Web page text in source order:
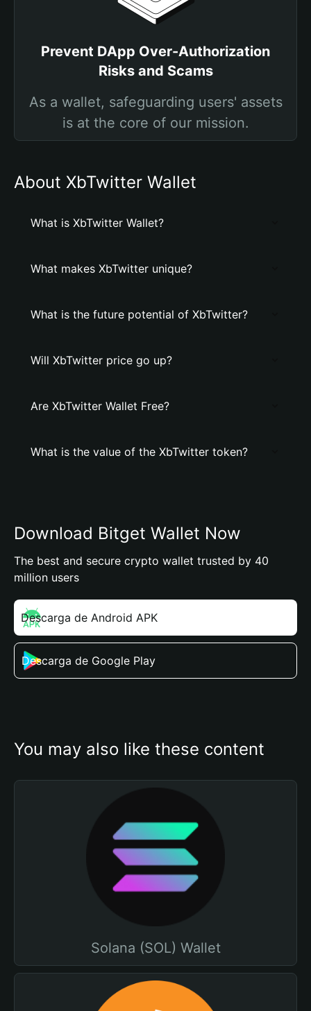
Prevent DApp Over-Authorization
Risks and Scams
As a wallet, safeguarding users' assets
is at the core of our mission.
About XbTwitter Wallet
What is XbTwitter Wallet?
What makes XbTwitter unique?
What is the future potential of XbTwitter?
Will XbTwitter price go up?
Are XbTwitter Wallet Free?
What is the value of the XbTwitter token?
Download Bitget Wallet Now
The best and secure crypto wallet trusted by 40
million users
Descarga de Android APK
Descarga de Google Play
You may also like these content
Solana (SOL) Wallet